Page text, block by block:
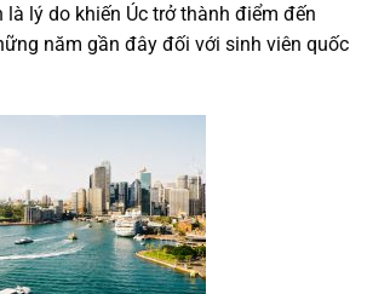
lý do khiến Úc trở thành điểm đến
năm gần đây đối với sinh viên quốc